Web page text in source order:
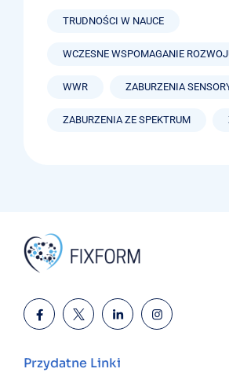
TRUDNOŚCI W NAUCE
WCZESNE WSPOMAGANIE
WWR ZABURZENIA
ZABURZENIA ZE SPEKTRUM
Przydatne Linki